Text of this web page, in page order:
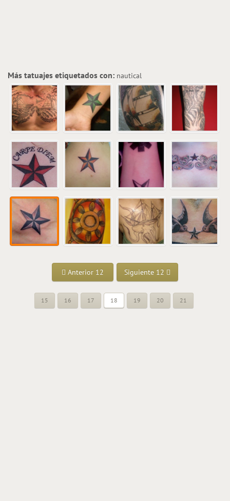
Más tatuajes etiquetados con: nautical
Anterior 12 Siguiente 12
15 16 17 18 19 20 21